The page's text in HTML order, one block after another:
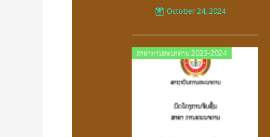
October 24, 2024
ສາຂາການທະນາຄານ 2023-2024
Posted
on